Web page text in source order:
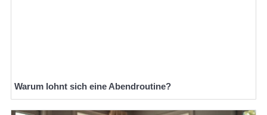
Warum lohnt sich eine Abendroutine?